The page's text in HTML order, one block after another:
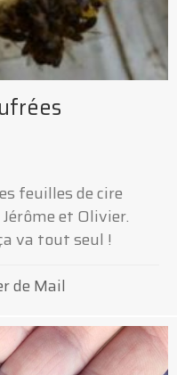
feuilles de cire
et Olivier.
va tout seul !
de Mail